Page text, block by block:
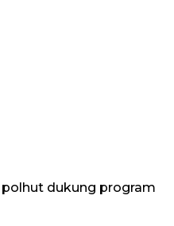
dukung program